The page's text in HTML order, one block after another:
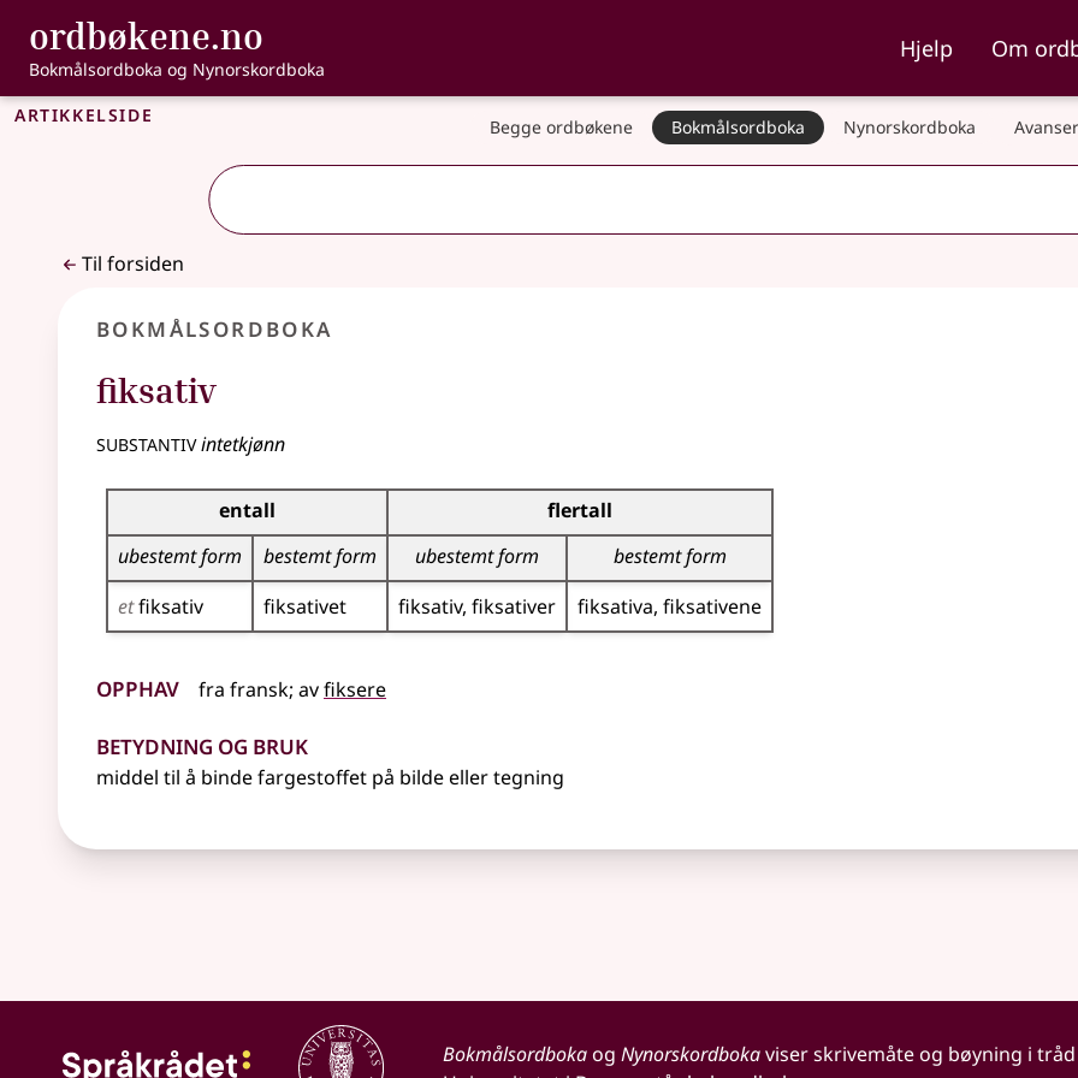
Gå til hovedinnhold
Tilgjengelighet
ordbøkene.no , Bokmålsordboka og Nynorskordboka
Bokmålsordboka og Nynorskordboka
Hjelp Om
Artikkelside Begge ordbøkene Bokmålsordboka Nynorskordboka
Til forsiden
Bokmålsordboka
fiksativ
substantivintetkjønn
Bøyingstabell for dette substantivet
entall
flertall
ubestemt form
bestemt form ubestemt form
bestemt form
etfiksativ fiksativet fiksativ fiksativer fiksativa fiksativene
Opphav fra fransk; avfiksere
Betydning og bruk
middel til å binde fargestoffet på bilde eller tegning
Bokmålsordbokaog Nynorskordbokaviser skrivemåte og bøyning i